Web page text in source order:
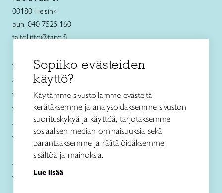
00180 Helsinki
puh. 040 7525 160
taitoliitto@taito.fi
Käsityökurssit ja koulutus
Ajankohtaista
Käsityöohjeet
Me olemme Taito
Paikallinen toiminta
Verkkokaupat
Kirjaudu Arviin
Kirjaudu Taitocampukseen
Sopiiko evästeiden
käyttö?
Käytämme sivustollamme evästeitä
kerätäksemme ja analysoidaksemme sivuston
suorituskykyä ja käyttöä, tarjotaksemme
sosiaalisen median ominaisuuksia sekä
parantaaksemme ja räätälöidäksemme
sisältöä ja mainoksia.
Lue lisää